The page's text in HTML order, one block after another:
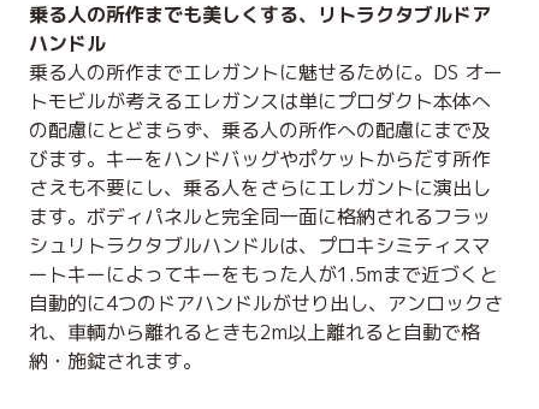
乗る人の所作までも美しくする、リトラクタブルドア
ハンドル
乗る人の所作までエレガントに魅せるために。DS オー
トモビルが考えるエレガンスは単にプロダクト本体へ
の配慮にとどまらず、乗る人の所作への配慮にまで及
びます。キーをハンドバッグやポケットからだす所作
さえも不要にし、乗る人をさらにエレガントに演出し
ます。ボディパネルと完全同一面に格納されるフラッ
シュリトラクタブルハンドルは、プロキシミティスマ
ートキーによってキーをもった人が1.5mまで近づくと
自動的に4つのドアハンドルがせり出し、アンロックさ
れ、車輌から離れるときも2m以上離れると自動で格
納・施錠されます。